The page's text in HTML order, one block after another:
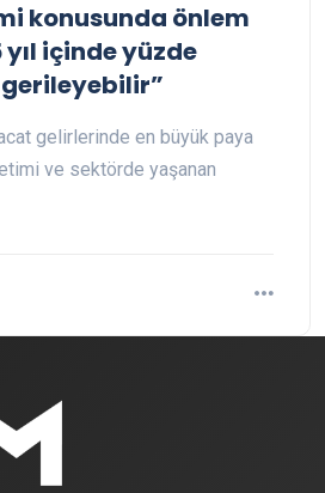
konusunda önlem
yıl içinde yüzde
gerileyebilir”
gelirlerinde en büyük paya
ve sektörde yaşanan